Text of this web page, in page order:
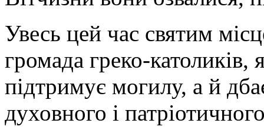
Увесь цей час святим
громада греко-католиків,
підтримує могилу, а й
духовного і